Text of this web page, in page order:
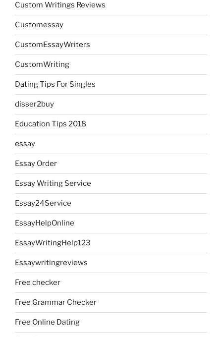
Custom Writings Reviews
Customessay
CustomEssayWriters
CustomWriting
Dating Tips For Singles
disser2buy
Education Tips 2018
essay
Essay Order
Essay Writing Service
Essay24Service
EssayHelpOnline
EssayWritingHelp123
Essaywritingreviews
Free checker
Free Grammar Checker
Free Online Dating